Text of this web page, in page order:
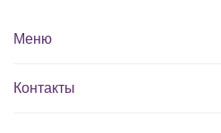
Меню
Контакты